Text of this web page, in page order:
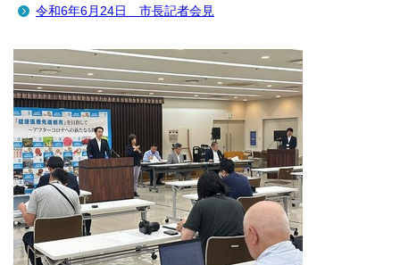
令和6年6月24日 市長記者会見